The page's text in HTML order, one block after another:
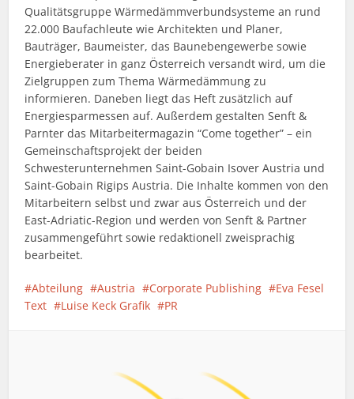
Qualitätsgruppe Wärmedämmverbundsysteme an rund
22.000 Baufachleute wie Architekten und Planer,
Bauträger, Baumeister, das Baunebengewerbe sowie
Energieberater in ganz Österreich versandt wird, um die
Zielgruppen zum Thema Wärmedämmung zu
informieren. Daneben liegt das Heft zusätzlich auf
Energiesparmessen auf. Außerdem gestalten Senft &
Parnter das Mitarbeitermagazin “Come together” – ein
Gemeinschaftsprojekt der beiden
Schwesterunternehmen Saint-Gobain Isover Austria und
Saint-Gobain Rigips Austria. Die Inhalte kommen von den
Mitarbeitern selbst und zwar aus Österreich und der
East-Adriatic-Region und werden von Senft & Partner
zusammengeführt sowie redaktionell zweisprachig
bearbeitet.
Abteilung Austria Corporate Publishing
Eva Fesel
Text
Luise Keck Grafik PR